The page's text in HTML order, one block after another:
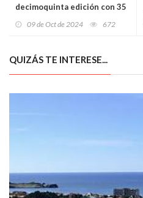
decimoquinta edición con 35
09 de Oct de 2024 672
QUIZÁS TE INTERESE...